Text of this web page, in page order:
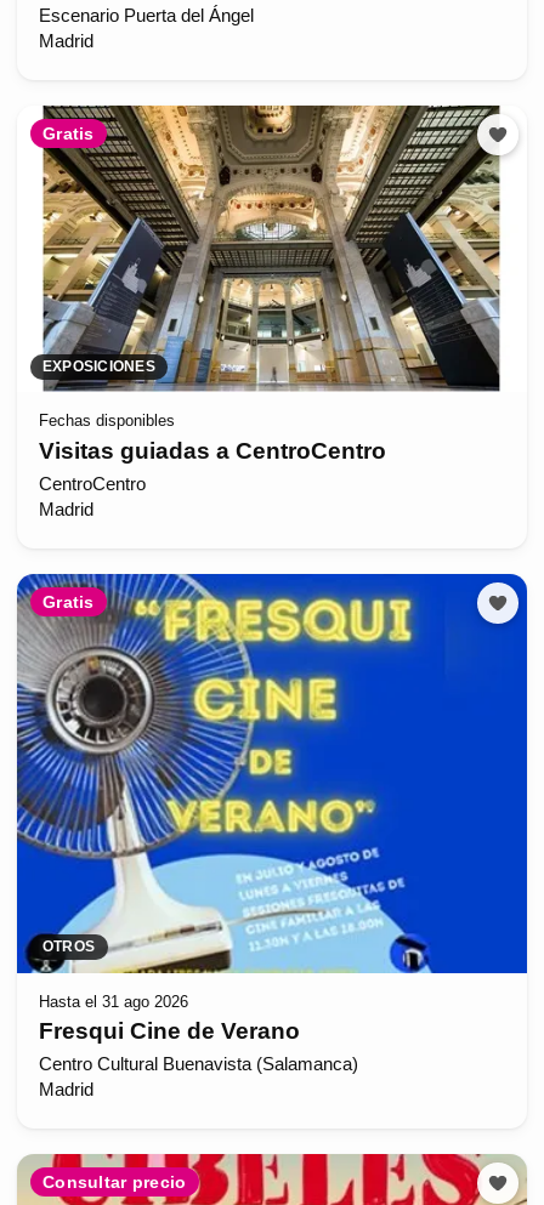
Escenario Puerta del Ángel
Madrid
Gratis
EXPOSICIONES
Fechas disponibles
Visitas guiadas a CentroCentro
CentroCentro
Madrid
Gratis
OTROS
Hasta el 31 ago 2026
Fresqui Cine de Verano
Centro Cultural Buenavista (Salamanca)
Madrid
Consultar precio